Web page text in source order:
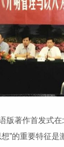
版著作首发式在
”的重要特征是